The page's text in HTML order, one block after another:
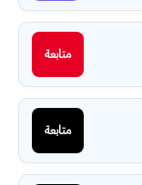
متابعة
متابعة